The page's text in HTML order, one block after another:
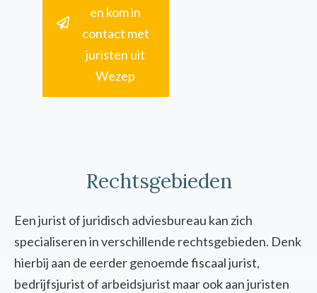
en kom in
contact met
juristen uit
Wezep
Rechtsgebieden
Een jurist of juridisch adviesbureau kan zich
specialiseren in verschillende rechtsgebieden. Denk
hierbij aan de eerder genoemde fiscaal jurist,
bedrijfsjurist of arbeidsjurist maar ook aan juristen